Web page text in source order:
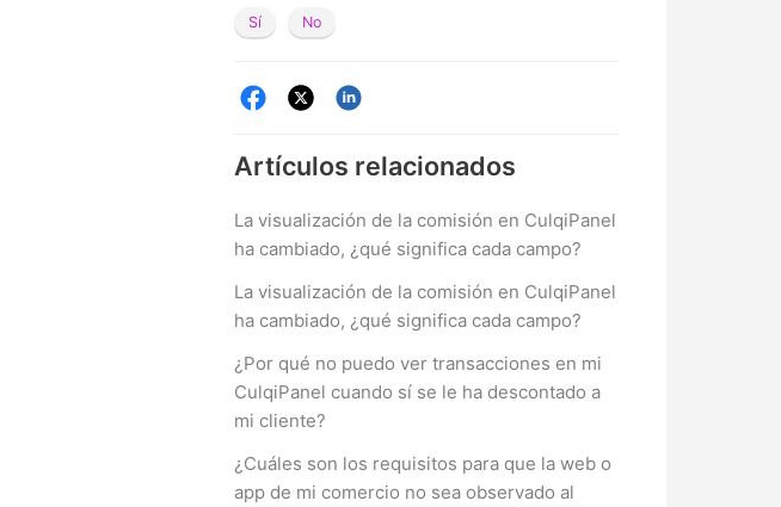
Sí No
Artículos relacionados
La visualización de la comisión en CulqiPanel
ha cambiado, ¿qué significa cada campo?
La visualización de la comisión en CulqiPanel
ha cambiado, ¿qué significa cada campo?
¿Por qué no puedo ver transacciones en mi
CulqiPanel cuando sí se le ha descontado a
mi cliente?
¿Cuáles son los requisitos para que la web o
app de mi comercio no sea observado al